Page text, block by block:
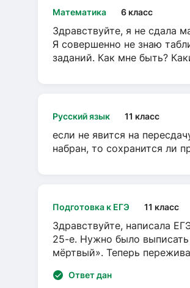
Математика 6 класс
Здравствуйте, я не сдала
Я совершенно не знаю
заданий. Как мне быть?
Русский язык 11 класс
если не явится на
набран, то сохранится ли
Подготовка к ЕГЭ 11 класс
Здравствуйте, написала
25-е. Нужно было
мёртвый». Теперь
Ответ дан